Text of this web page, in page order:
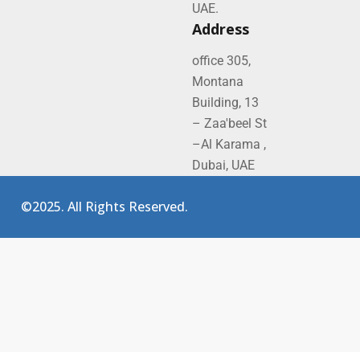
UAE.
Address
office 305,
Montana
Building, 13
– Zaa'beel St
–Al Karama ,
Dubai, UAE
©2025. All Rights Reserved.